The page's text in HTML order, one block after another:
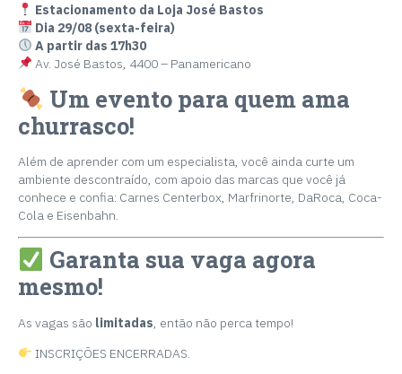
Estacionamento da Loja José Bastos
Dia 29/08 (sexta-feira)
A partir das 17h30
Av. José Bastos, 4400 – Panamericano
Um evento para quem ama
churrasco!
Além de aprender com um especialista, você ainda curte um
ambiente descontraído, com apoio das marcas que você já
conhece e confia: Carnes Centerbox, Marfrinorte, DaRoca, Coca-
Cola e Eisenbahn.
Garanta sua vaga agora
mesmo!
As vagas são limitadas, então não perca tempo!
INSCRIÇÕES ENCERRADAS.